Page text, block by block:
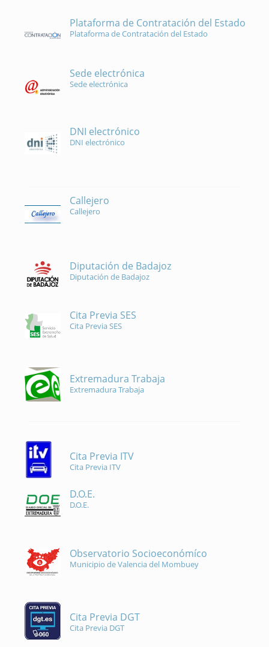
Plataforma de Contratación del Estado
Plataforma de Contratación del Estado
Sede electrónica
Sede electrónica
DNI electrónico
DNI electrónico
Callejero
Callejero
Diputación de Badajoz
Diputación de Badajoz
Cita Previa SES
Cita Previa SES
Extremadura Trabaja
Extremadura Trabaja
Cita Previa ITV
Cita Previa ITV
D.O.E.
D.O.E.
Observatorio Socioeconómíco
Municipio de Valencia del Mombuey
Cita Previa DGT
Cita Previa DGT